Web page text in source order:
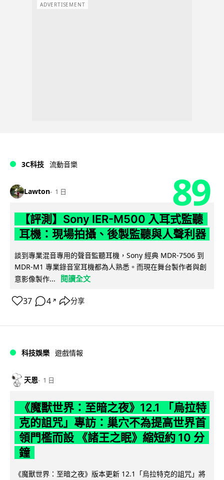
ADVERTISEMENT
3C科技 流動音樂
Lawton 1 日 89
【評測】Sony IER-M500 入耳式監聽
耳機：現場拍攝、後製監聽與人聲利器
談到專業混音專用的聲音監聽耳機，Sony 經典 MDR-7506 到
MDR-M1 專業錄音室耳機都為人熟悉。而現在舞台製作者與創
意影像製作...
閱讀全文
37 4 ↗ 分享
科技娛樂 遊戲情報
天恩 1 日
《魔獸世界：至暗之夜》12.1 「烏拉特
克的詛咒」專訪：巢穴不為提高世界首
領門檻而設 《諸王之眠》縮短約 10 分
鐘
《魔獸世界：至暗之夜》版本更新 12.1「烏拉特克的詛咒」將